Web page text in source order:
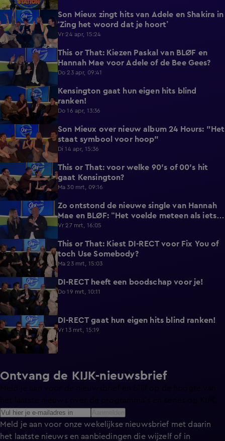
1:55
Son Mieux zingt hits van Adele en Shakira in
‘Zing het woord dat je hoort’
Vr 24 apr, 15:24
1:38
This or That: Kiezen Paskal van BLØF en
Hannah Mae voor Adele of de Bee Gees?
Do 23 apr, 09:41
Kensington gaat hun eigen hits blind
ranken!
Do 16 apr, 13:36
Son Mieux over nieuw album 24 Hours: "Het
staat symbool voor hoop"
Di 14 apr, 15:36
1:27
This or That: voor welke 90's of 00's hit
gaat Kensington?
Ma 30 mrt, 09:16
3:17
Zo ontstond de nieuwe single van Hannah
Mae en BLØF: “Het voelde meteen als iets
dat we samen moesten doen”
Vr 27 mrt, 16:05
1:08
This or That: Kiest DI-RECT voor Fix You of
toch Use Somebody?
Ma 23 mrt, 15:03
0:43 DI-RECT heeft een boodschap voor je!
Do 19 mrt, 10:11
1:37 DI-RECT gaat hun eigen hits blind ranken!
Vr 13 mrt, 15:19
Ontvang de KIJK-nieuwsbrief
Meld je aan voor de nieuwsbrief en blijf op de hoogte van
het laatste nieuws over de programma’s en series op KIJK.
Meld je aan voor onze wekelijkse nieuwsbrief met daarin
het laatste nieuws en aanbiedingen die wijzelf of in